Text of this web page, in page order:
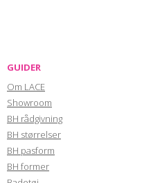
GUIDER
Om LACE
Showroom
BH rådgivning
BH størrelser
BH pasform
BH former